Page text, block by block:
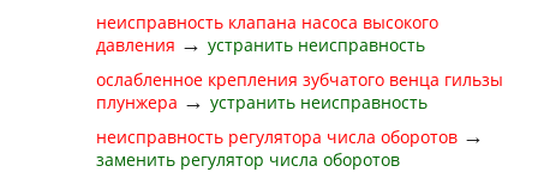
неисправность клапана насоса высокого
давления → устранить неисправность
ослабленное крепления зубчатого венца гильзы
плунжера → устранить неисправность
неисправность регулятора числа оборотов →
заменить регулятор числа оборотов